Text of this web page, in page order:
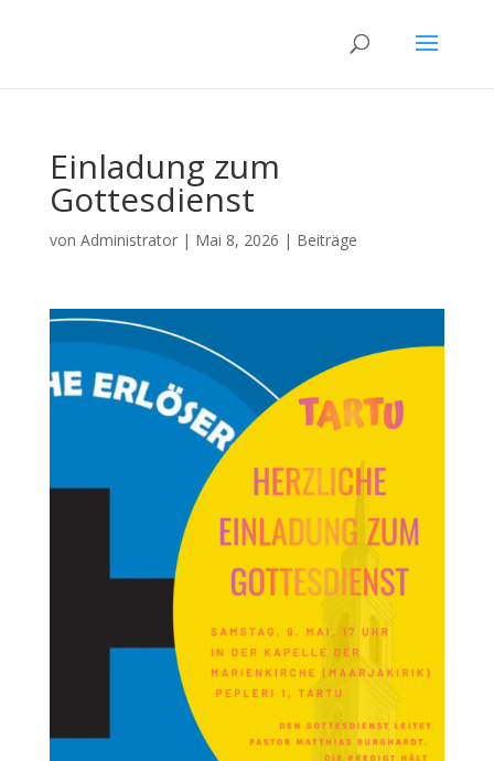
Einladung zum
Gottesdienst
von Administrator| Mai 8, 2026 | Beiträge